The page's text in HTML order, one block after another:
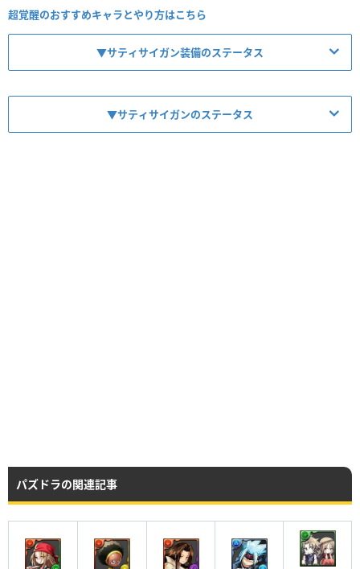
超覚醒のおすすめキャラとやり方はこちら
▼サティサイガン装備のステータス
▼サティサイガンのステータス
Lv99
Lv110 4419 2316 601
625
パズドラの関連記事